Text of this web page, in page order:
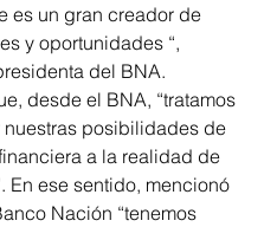
es un gran creador de
y oportunidades “,
del BNA.
desde el BNA, “tratamos
nuestras posibilidades de
a la realidad de
En ese sentido, mencionó
Nación “tenemos